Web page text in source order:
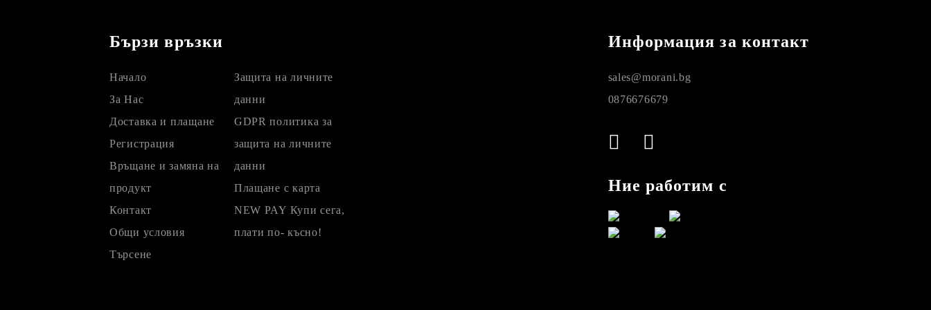
Бързи връзки
Начало
За Нас
Доставка и плащане
Регистрация
Връщане и замяна на
продукт
Контакт
Общи условия
Търсене
Защита на личните
данни
GDPR политика за
защита на личните
данни
Плащане с карта
NEW PAY Купи сега,
плати по- късно!
Информация за контакт
sales@morani.bg
0876676679
Ние работим с